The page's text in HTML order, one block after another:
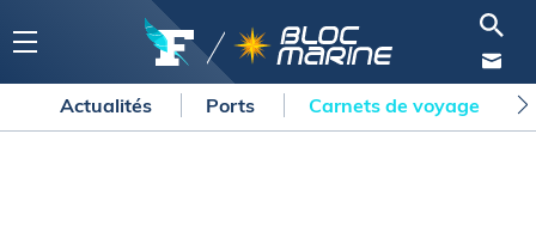
Actualités Ports Carnets de voyage